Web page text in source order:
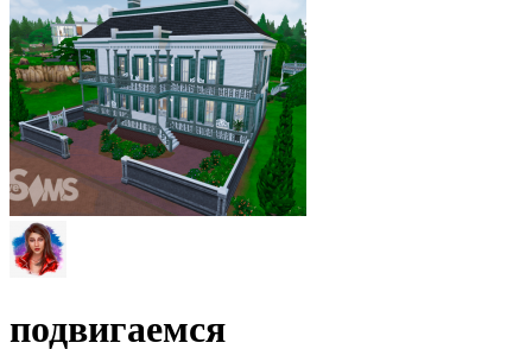
подвигаемся